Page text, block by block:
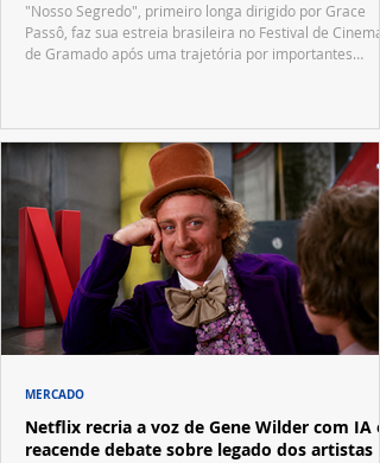
"Nosso Segredo", primeiro longa dirigido por Grace
Passô, faz sua estreia brasileira no Festival de Cinema
de Gramado após uma trajetória por importantes
Netflix recria a voz de Gene Wilder com IA e
reacende debate sobre legado dos artistas
MERCADO